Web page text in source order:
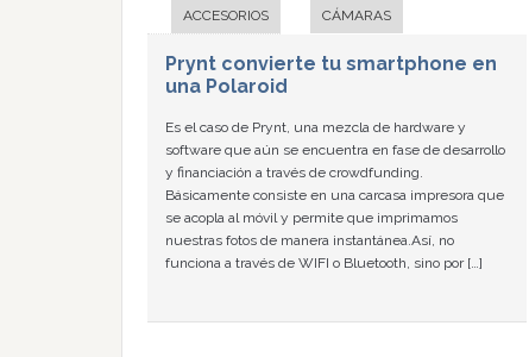
ACCESORIOS CÁMARAS
Prynt convierte tu smartphone en
una Polaroid
Es el caso de Prynt, una mezcla de hardware y
software que aún se encuentra en fase de desarrollo
y financiación a través de crowdfunding.
Básicamente consiste en una carcasa impresora que
se acopla al móvil y permite que imprimamos
nuestras fotos de manera instantánea.Así, no
funciona a través de WIFI o Bluetooth, sino por […]